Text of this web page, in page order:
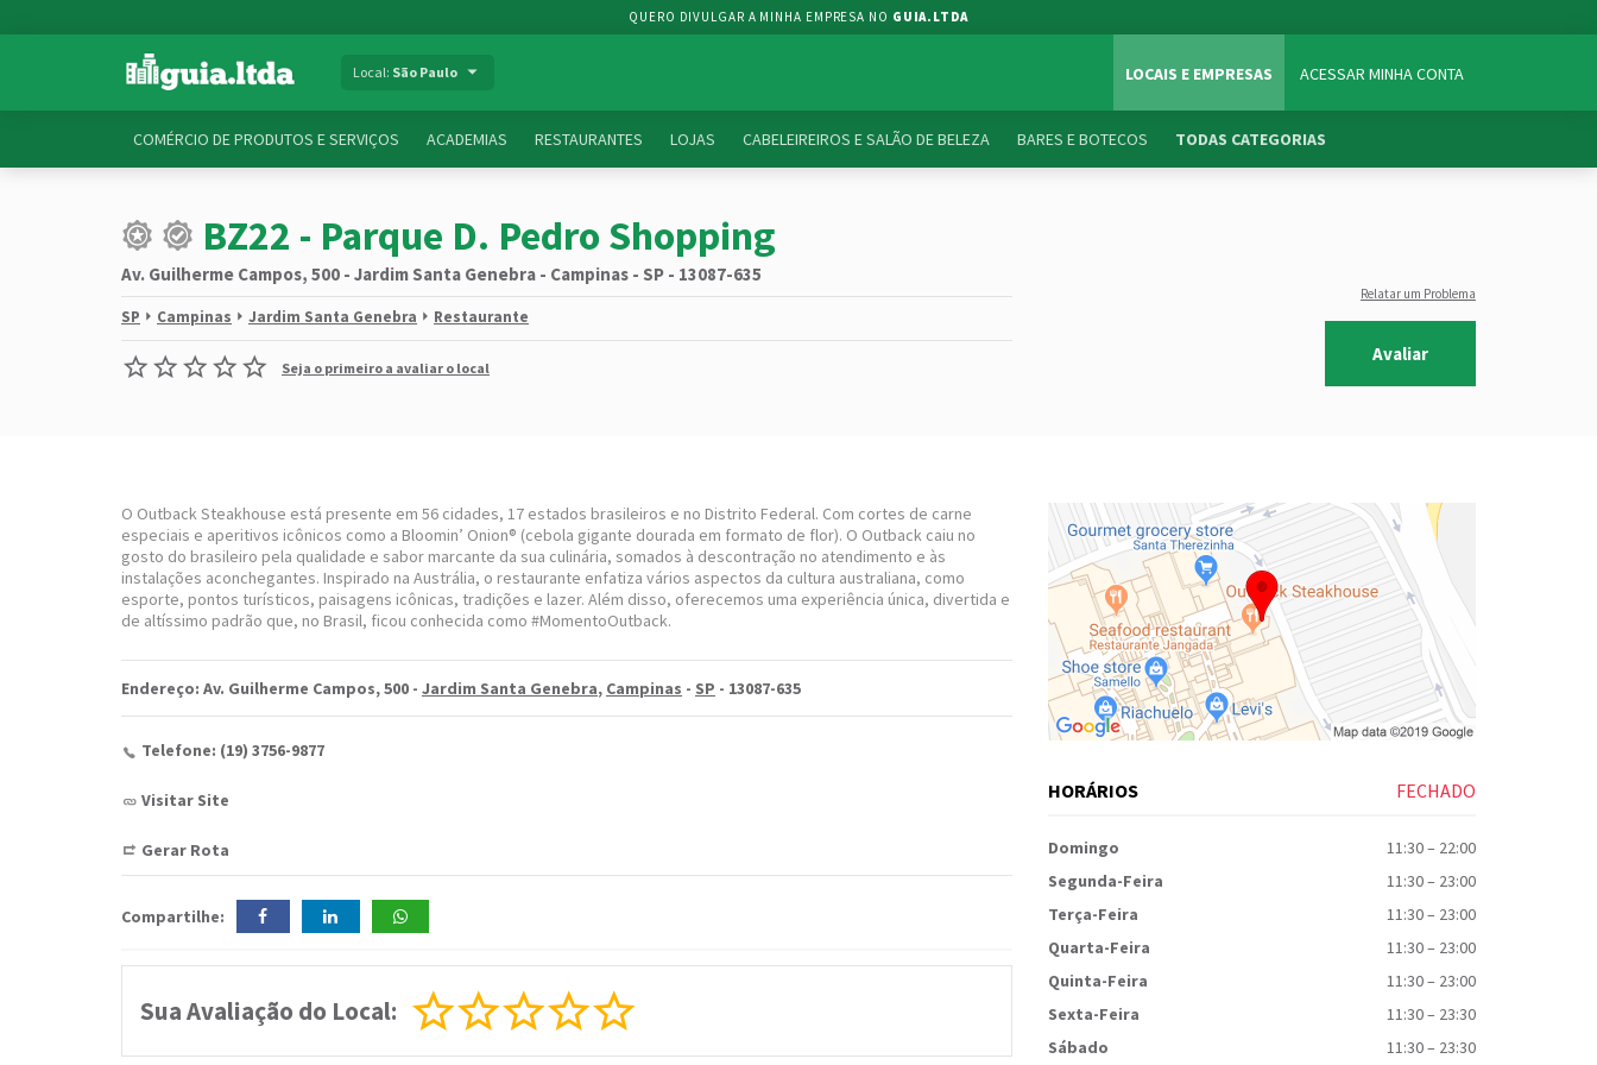
QUERO DIVULGAR A MINHA EMPRESA NO GUIA.LTDA
Local: São Paulo LOCAIS E EMPRESAS ACESSAR MINHA CONTA
COMÉRCIO DE PRODUTOS E SERVIÇOS ACADEMIAS RESTAURANTES LOJAS CABELEIREIROS E SALÃO DE BELEZA BARES E BOTECOS TODAS CATEGORIAS
BZ22 - Parque D. Pedro Shopping
Av. Guilherme Campos, 500 - Jardim Santa Genebra - Campinas - SP - 13087-635
SP Campinas Jardim Santa Genebra Restaurante
Seja o primeiro a avaliar o local
Relatar um Problema
Avaliar
O Outback Steakhouse está presente em 56 cidades, 17 estados brasileiros e no Distrito Federal. Com cortes de carne
especiais e aperitivos icônicos como a Bloomin’ Onion® (cebola gigante dourada em formato de flor). O Outback caiu no
gosto do brasileiro pela qualidade e sabor marcante da sua culinária, somados à descontração no atendimento e às
instalações aconchegantes. Inspirado na Austrália, o restaurante enfatiza vários aspectos da cultura australiana, como
esporte, pontos turísticos, paisagens icônicas, tradições e lazer. Além disso, oferecemos uma experiência única, divertida e
de altíssimo padrão que, no Brasil, ficou conhecida como #MomentoOutback.
Endereço: Av. Guilherme Campos, 500 - Jardim Santa Genebra, Campinas - SP - 13087-635
Telefone: (19) 3756-9877
Visitar Site
Gerar Rota
Compartilhe:
Sua Avaliação do Local:
HORÁRIOS FECHADO
Domingo 11:30– 22:00
Segunda-Feira
11:30– 23:00
Terça-Feira
11:30– 23:00
Quarta-Feira
11:30– 23:00
Quinta-Feira
11:30– 23:00
Sexta-Feira
11:30– 23:30
Sábado
11:30– 23:30